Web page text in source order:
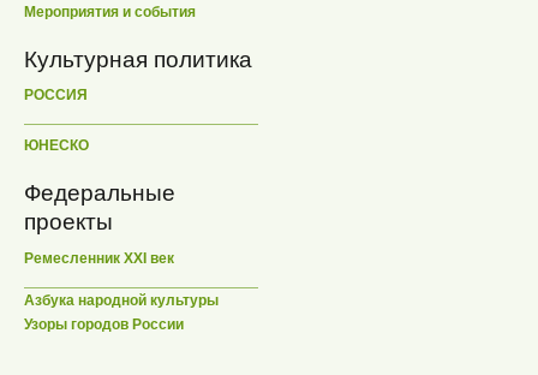
Мероприятия и события
Культурная политика
РОССИЯ
ЮНЕСКО
Федеральные
проекты
Ремесленник XXI век
Азбука народной культуры
Узоры городов России